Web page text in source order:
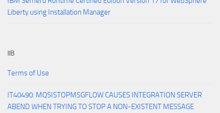
Liberty using Installation Manager
IIB
Terms of Use
IT40490: MQSISTOPMSGFLOW CAUSES INTEGRATION SERVER
ABEND WHEN TRYING TO STOP A NON-EXISTENT MESSAGE